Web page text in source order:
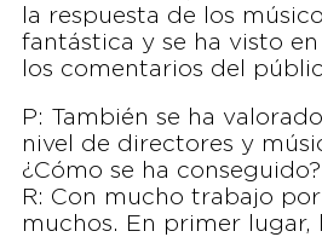
la respuesta de los
fantástica y se ha visto
los comentarios del
P: También se ha
nivel de directores y
¿Cómo se ha conseguido?
R: Con mucho trabajo
muchos. En primer lugar,